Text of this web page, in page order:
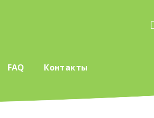
FAQ Контакты